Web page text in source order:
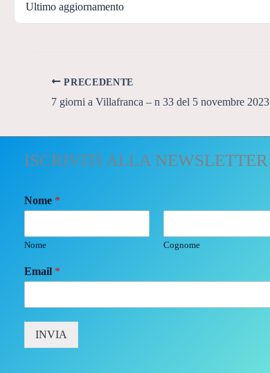
Ultimo aggiornamento
PRECEDENTE
7 giorni a Villafranca – n 33 del 5 novembre 2023
ISCRIVITI ALLA NEWSLETTER
Nome *
Nome Cognome
Email *
INVIA